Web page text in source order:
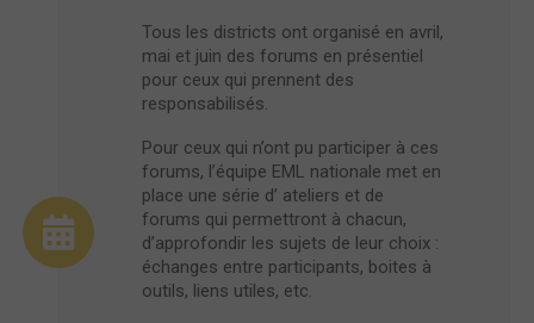
Tous les districts ont organisé en avril,
mai et juin des forums en présentiel
pour ceux qui prennent des
responsabilisés.
Pour ceux qui n’ont pu participer à ces
forums, l’équipe EML nationale met en
place une série d’ ateliers et de
forums qui permettront à chacun,
d’approfondir les sujets de leur choix :
échanges entre participants, boites à
outils, liens utiles, etc.